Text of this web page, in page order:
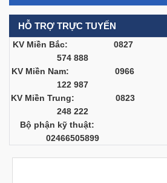
HỖ TRỢ TRỰC TUYẾN
KV Miền Bắc: 0827
574 888
KV Miền Nam: 0966
122 987
KV Miền Trung: 0823
248 222
Bộ phận kỹ thuật:
02466505899